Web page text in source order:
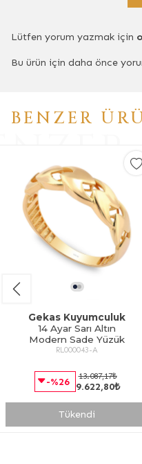
Lütfen yorum yazmak için
Bu ürün için daha önce
BENZER
Gekas Kuyumculuk
ARD 1 gr 24 Ayar Külçe
Altın 9 Adet
KLC000009-A
63.190,86₺
Tükendi